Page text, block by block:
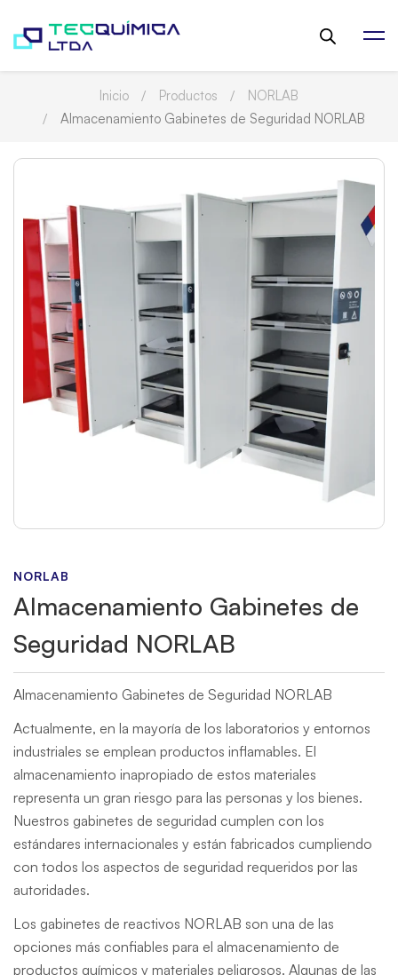
Inicio Productos
NORLAB
Almacenamiento Gabinetes de Seguridad NORLAB
NORLAB
Almacenamiento Gabinetes de
Seguridad NORLAB
Almacenamiento Gabinetes de Seguridad NORLAB
Actualmente, en la mayoría de los laboratorios y entornos
industriales se emplean productos inflamables. El
almacenamiento inapropiado de estos materiales
representa un gran riesgo para las personas y los bienes.
Nuestros gabinetes de seguridad cumplen con los
estándares internacionales y están fabricados cumpliendo
con todos los aspectos de seguridad requeridos por las
autoridades.
Los gabinetes de reactivos NORLAB son una de las
opciones más confiables para el almacenamiento de
productos químicos y materiales peligrosos. Algunas de las